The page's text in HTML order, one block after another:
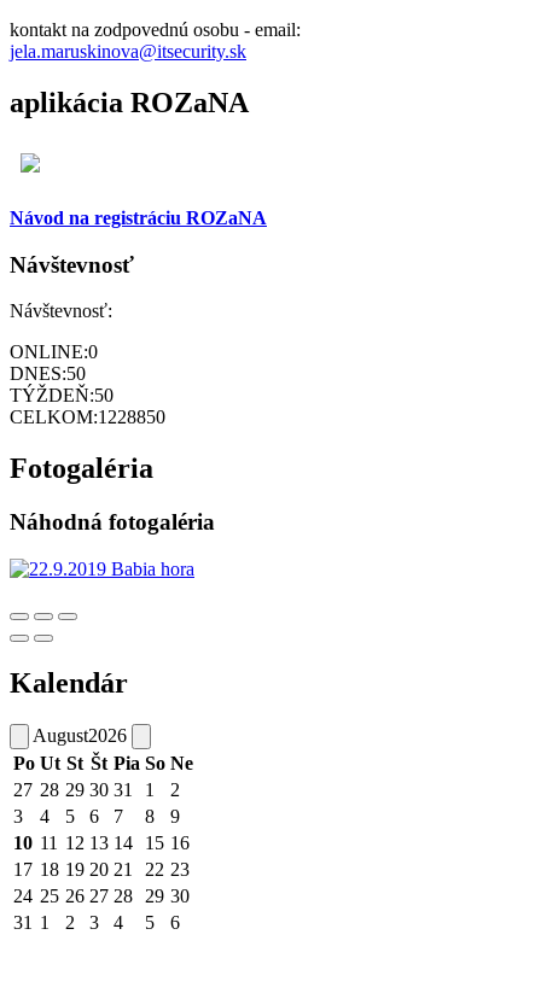
kontakt na zodpovednú osobu - email:
jela.maruskinova@itsecurity.sk
aplikácia ROZaNA
Návod na registráciu ROZaNA
Návštevnosť
Návštevnosť:
ONLINE:0
DNES:50
TÝŽDEŇ:50
CELKOM:1228850
Fotogaléria
Náhodná fotogaléria
Kalendár
August2026
Po Ut St Št Pia So Ne
27 28 29 30 31 1
2
3
4 5 6 7 8
9
10 11 12 13 14 15 16
17 18 19 20 21 22 23
24 25 26 27 28 29 30
31 1 2 3 4 5 6